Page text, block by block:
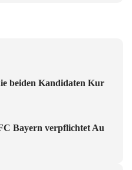
beiden Kandidaten Kur
Bayern verpflichtet Au